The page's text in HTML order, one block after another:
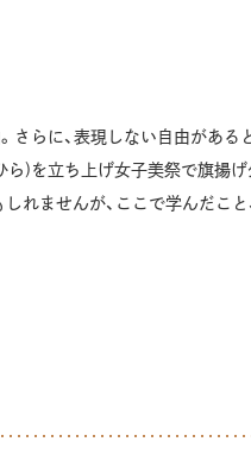
さらに、表現しない自由があ
)を立ち上げ女子美祭で旗揚
ませんが、ここで学んだこ